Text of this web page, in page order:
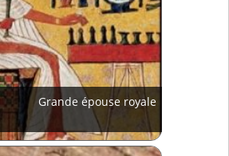
Grande épouse royale